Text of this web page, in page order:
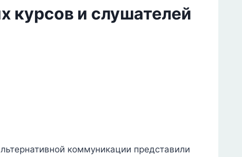
курсов и слушателей
коммуникации представили